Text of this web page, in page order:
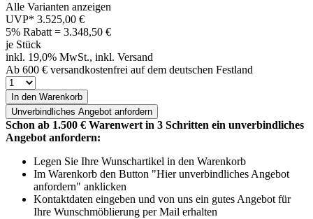
Alle Varianten anzeigen
UVP* 3.525,00 €
5% Rabatt = 3.348,50 €
je Stück
inkl. 19,0% MwSt., inkl. Versand
Ab 600 € versandkostenfrei auf dem deutschen Festland
In den Warenkorb
Unverbindliches Angebot anfordern
Schon ab 1.500 € Warenwert in 3 Schritten ein unverbindliches
Angebot anfordern:
Legen Sie Ihre Wunschartikel in den Warenkorb
Im Warenkorb den Button "Hier unverbindliches Angebot
anfordern" anklicken
Kontaktdaten eingeben und von uns ein gutes Angebot für
Ihre Wunschmöblierung per Mail erhalten